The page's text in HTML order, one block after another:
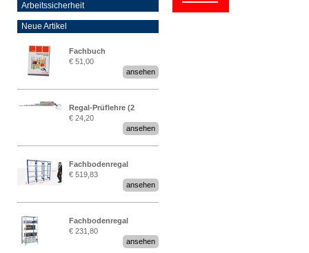
Arbeitssicherheit
Neue Artikel
Fachbuch
„Regalprüfung nach DIN
€ 51,00
ansehen
Regal-Prüflehre (2
Stück)
€ 24,20
ansehen
Fachbodenregal
Stecksystem MultiPlus
2,25 Meter breit
€ 519,83
ansehen
Fachbodenregal
Stecksystem MultiPlus
€ 231,80
ansehen